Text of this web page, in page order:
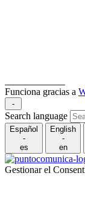
Funciona gracias a
-
Search language
Español
-
es
English
-
en
Gestionar el